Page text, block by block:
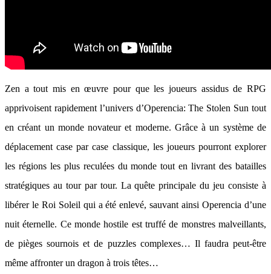
Zen a tout mis en œuvre pour que les joueurs assidus de RPG
apprivoisent rapidement l’univers d’Operencia: The Stolen Sun tout
en créant un monde novateur et moderne. Grâce à un système de
déplacement case par case classique, les joueurs pourront explorer
les régions les plus reculées du monde tout en livrant des batailles
stratégiques au tour par tour. La quête principale du jeu consiste à
libérer le Roi Soleil qui a été enlevé, sauvant ainsi Operencia d’une
nuit éternelle. Ce monde hostile est truffé de monstres malveillants,
de pièges sournois et de puzzles complexes… Il faudra peut-être
même affronter un dragon à trois têtes…